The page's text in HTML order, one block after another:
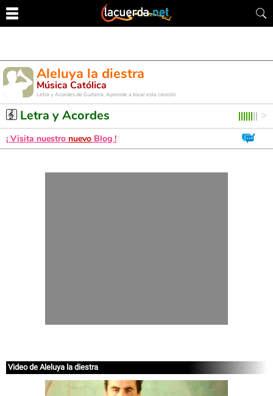
Aleluya la diestra
Música Católica
Letra y Acordes de Guitarra. Aprende a tocar esta canción
Letra y Acordes
¡ Visita nuestro nuevo Blog !
Video de Aleluya la diestra